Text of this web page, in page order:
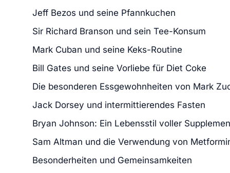
Jeff Bezos und seine Pfannkuchen
Sir Richard Branson und sein Tee-Konsum
Mark Cuban und seine Keks-Routine
Bill Gates und seine Vorliebe für Diet Coke
Die besonderen Essgewohnheiten von Mark
Jack Dorsey und intermittierendes Fasten
Bryan Johnson: Ein Lebensstil voller
Sam Altman und die Verwendung von
Besonderheiten und Gemeinsamkeiten